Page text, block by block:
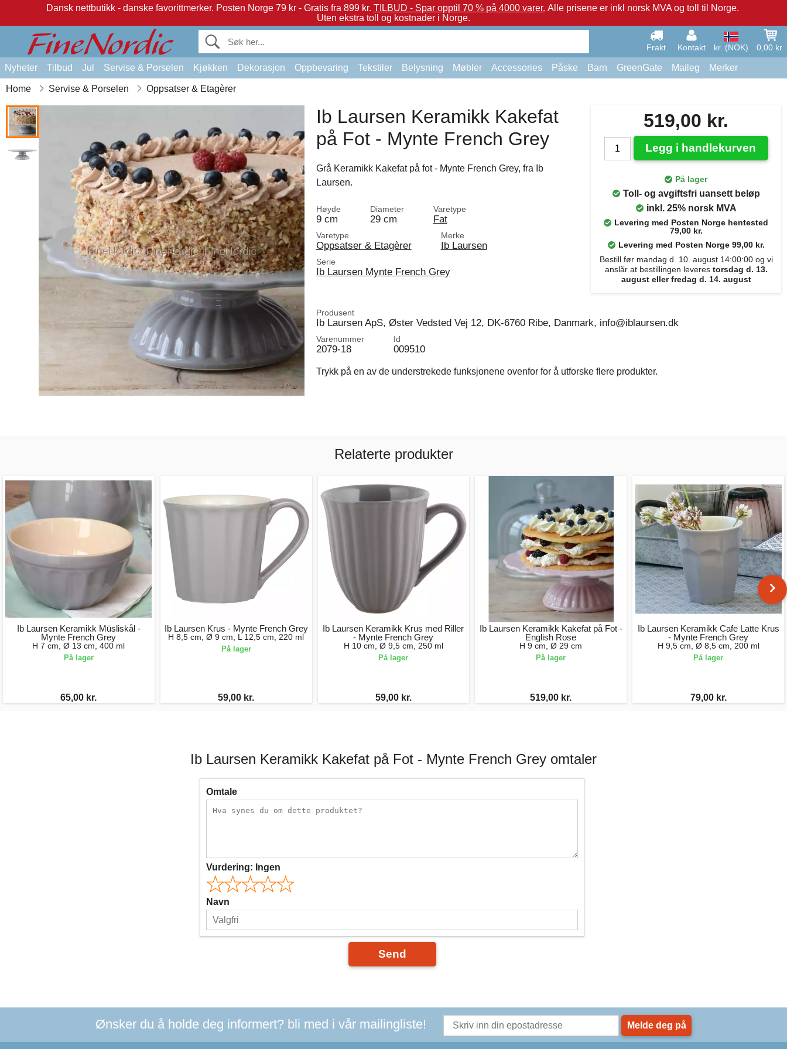
Dansk nettbutikk - danske favorittmerker. Posten Norge 79 kr - Gratis fra 899 kr. TILBUD - Spar opptil 70 % på 4000 varer. Alle prisene er inkl norsk MVA og toll til Norge.
Uten ekstra toll og kostnader i Norge.
Frakt Kontakt kr. (NOK) 0,00 kr.
Nyheter Tilbud Jul Servise & Porselen Kjøkken Dekorasjon Oppbevaring Tekstiler Belysning Møbler Accessories Påske Barn GreenGate Maileg Merker
Home Servise & Porselen Oppsatser & Etagèrer
519,00 kr.
Legg i handlekurven
På lager
Toll- og avgiftsfri uansett beløp
inkl. 25% norsk MVA
Levering med Posten Norge hentested
79,00 kr.
Levering med Posten Norge 99,00 kr.
Bestill før mandag d. 10. august 14:00:00 og vi
anslår at bestillingen leveres torsdag d. 13.
august eller fredag d. 14. august
Ib Laursen Keramikk Kakefat
på Fot - Mynte French Grey
Grå Keramikk Kakefat på fot - Mynte French Grey, fra Ib
Laursen.
Høyde
9 cm
Diameter
29 cm
Varetype
Fat
Varetype
Oppsatser & Etagèrer
Merke
Ib Laursen
Serie
Ib Laursen Mynte French Grey
Produsent
Ib Laursen ApS, Øster Vedsted Vej 12, DK-6760 Ribe, Danmark, info@iblaursen.dk
Varenummer
2079-18
Id
009510
Trykk på en av de understrekede funksjonene ovenfor for å utforske flere produkter.
Relaterte produkter
Ib Laursen Keramikk Müsliskål -
Mynte French Grey
H 7 cm, Ø 13 cm, 400 ml
På lager
65,00 kr.
Ib Laursen Krus - Mynte French Grey
H 8,5 cm, Ø 9 cm, L 12,5 cm, 220 ml
På lager
59,00 kr.
Ib Laursen Keramikk Krus med Riller
- Mynte French Grey
H 10 cm, Ø 9,5 cm, 250 ml
På lager
59,00 kr.
Ib Laursen Keramikk Kakefat på Fot -
English Rose
H 9 cm, Ø 29 cm
På lager
519,00 kr.
Ib Laursen Keramikk Cafe Latte Krus
- Mynte French Grey
H 9,5 cm, Ø 8,5 cm, 200 ml
På lager
79,00 kr.
Ib Laursen Keramikk Kakefat på Fot - Mynte French Grey omtaler
Omtale
Vurdering: Ingen
Navn
Send
Ønsker du å holde deg informert? bli med i vår mailingliste! Melde deg på